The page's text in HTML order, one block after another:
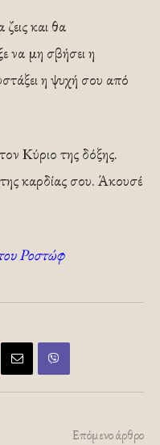
και θα
να μη σβήσει η
η ψυχή σου από
Κύριο της δόξης.
καρδίας σου. Άκουσέ
Ροστώφ
Επόμενο άρθρο